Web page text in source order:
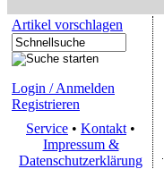
Artikel vorschlagen
Login / Anmelden
Registrieren
Service • Kontakt •
Impressum &
Datenschutzerklärung